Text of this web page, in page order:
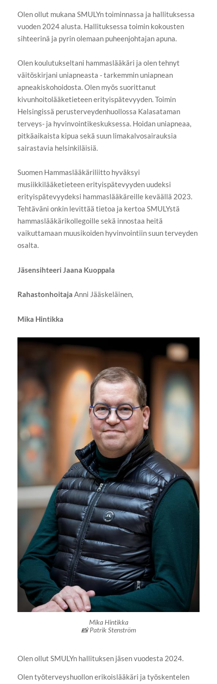
Olen ollut mukana SMULYn toiminnassa ja hallituksessa
vuoden 2024 alusta. Hallituksessa toimin kokousten
sihteerinä ja pyrin olemaan puheenjohtajan apuna.
Olen koulutukseltani hammaslääkäri ja olen tehnyt
väitöskirjani uniapneasta - tarkemmin uniapnean
apneakiskohoidosta. Olen myös suorittanut
kivunhoitolääketieteen erityispätevyyden. Toimin
Helsingissä perusterveydenhuollossa Kalasataman
terveys- ja hyvinvointikeskuksessa. Hoidan uniapneaa,
pitkäaikaista kipua sekä suun limakalvosairauksia
sairastavia helsinkiläisiä.
Suomen Hammaslääkäriliitto hyväksyi
musiikkilääketieteen erityispätevyyden uudeksi
erityispätevyydeksi hammaslääkäreille keväällä 2023.
Tehtäväni onkin levittää tietoa ja kertoa SMULYstä
hammaslääkärikollegoille sekä innostaa heitä
vaikuttamaan muusikoiden hyvinvointiin suun terveyden
osalta.
Jäsensihteeri Jaana Kuoppala
Rahastonhoitaja Anni Jääskeläinen,
Mika Hintikka
Mika Hintikka
📸 Patrik Stenström
Olen ollut SMULYn hallituksen jäsen vuodesta 2024.
Olen työterveyshuollon erikoislääkäri ja työskentelen